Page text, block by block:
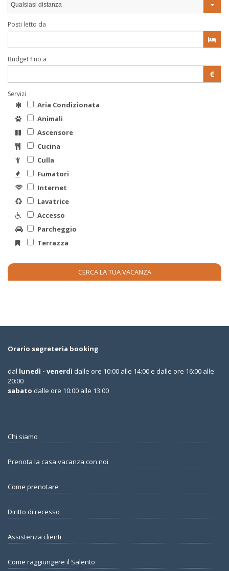
Qualsiasi distanza
Posti letto da
Budget fino a
Servizi
Aria Condizionata
Animali
Ascensore
Cucina
Culla
Fumatori
Internet
Lavatrice
Accesso
Parcheggio
Terrazza
Orario segreteria booking
dal lunedì - venerdì dalle ore 10:00 alle 14:00 e dalle ore 16:00 alle
20:00
sabato dalle ore 10:00 alle 13:00
Chi siamo
Prenota la casa vacanza con noi
Come prenotare
Diritto di recesso
Assistenza clienti
Come raggiungere il Salento